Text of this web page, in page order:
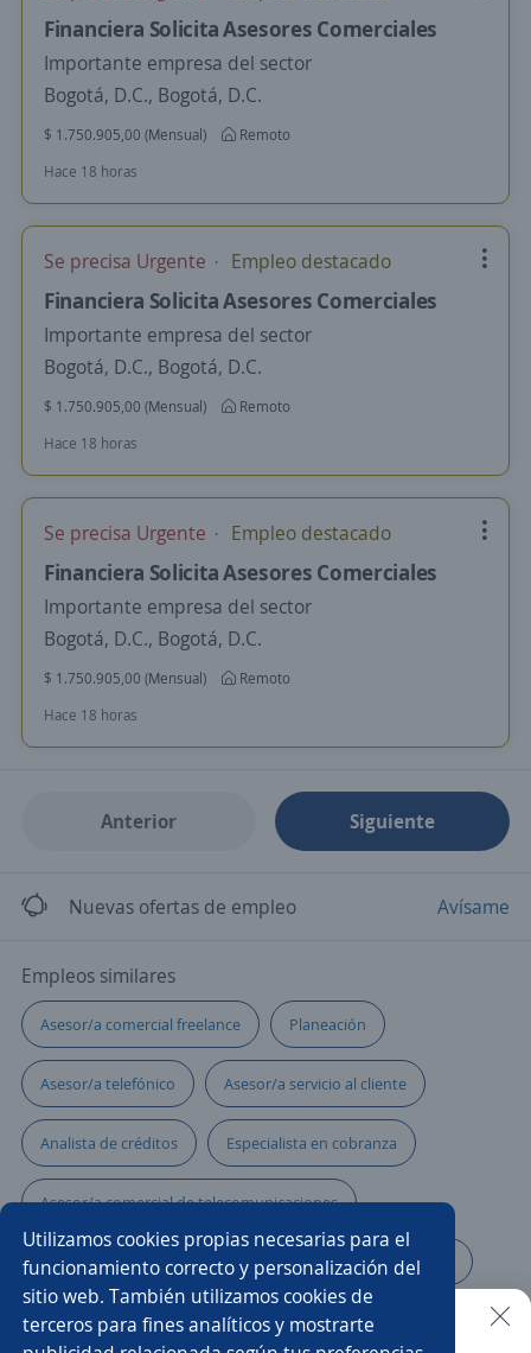
Utilizamos cookies propias necesarias para el
funcionamiento correcto y personalización del
sitio web. También utilizamos cookies de
terceros para fines analíticos y mostrarte
Financiera Solicita Asesores Comerciales
Importante empresa del sector
Bogotá, D.C., Bogotá, D.C.
$ 1.750.905,00 (Mensual)
Remoto
Hace 18 horas
Se precisa Urgente Empleo destacado
Financiera Solicita Asesores Comerciales
Importante empresa del sector
Bogotá, D.C., Bogotá, D.C.
$ 1.750.905,00 (Mensual)
Remoto
Hace 18 horas
Se precisa Urgente Empleo destacado
Financiera Solicita Asesores Comerciales
Importante empresa del sector
Bogotá, D.C., Bogotá, D.C.
$ 1.750.905,00 (Mensual)
Remoto
Hace 18 horas
Anterior Siguiente
Nuevas ofertas de empleo Avísame
Empleos similares
Asesor/a comercial freelance Planeación
Asesor/a telefónico Asesor/a servicio al cliente
Analista de créditos Especialista en cobranza
Asesor/a comercial de telecomunicaciones
Analista comercial Analista de cartera Bachiller
Asesor/a comercial bancario